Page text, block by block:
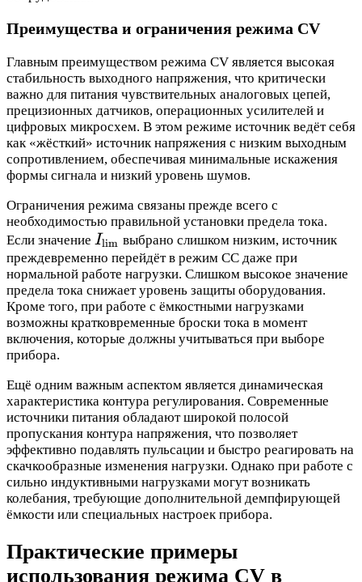
Преимущества и ограничения режима CV
Главным преимуществом режима CV является высокая
стабильность выходного напряжения, что критически
важно для питания чувствительных аналоговых цепей,
прецизионных датчиков, операционных усилителей и
цифровых микросхем. В этом режиме источник ведёт себя
как «жёсткий» источник напряжения с низким выходным
сопротивлением, обеспечивая минимальные искажения
формы сигнала и низкий уровень шумов.
Ограничения режима связаны прежде всего с
необходимостью правильной установки предела тока.
Если значение I_{\text{lim}}
Ilim выбрано слишком низким, источник
преждевременно перейдёт в режим CC даже при
нормальной работе нагрузки. Слишком высокое значение
предела тока снижает уровень защиты оборудования.
Кроме того, при работе с ёмкостными нагрузками
возможны кратковременные броски тока в момент
включения, которые должны учитываться при выборе
прибора.
Ещё одним важным аспектом является динамическая
характеристика контура регулирования. Современные
источники питания обладают широкой полосой
пропускания контура напряжения, что позволяет
эффективно подавлять пульсации и быстро реагировать на
скачкообразные изменения нагрузки. Однако при работе с
сильно индуктивными нагрузками могут возникать
колебания, требующие дополнительной демпфирующей
ёмкости или специальных настроек прибора.
Практические примеры
использования режима CV в